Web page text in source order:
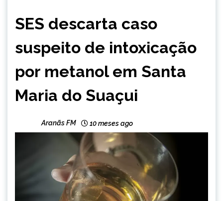
GERAIS
SES descarta caso
suspeito de intoxicação
por metanol em Santa
Maria do Suaçui
Aranãs FM 10 meses ago